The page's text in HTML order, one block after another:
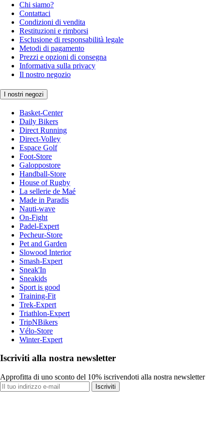
Chi siamo?
Contattaci
Condizioni di vendita
Restituzioni e rimborsi
Esclusione di responsabilità legale
Metodi di pagamento
Prezzi e opzioni di consegna
Informativa sulla privacy
Il nostro negozio
I nostri negozi
Basket-Center
Daily Bikers
Direct Running
Direct-Volley
Espace Golf
Foot-Store
Galoppostore
Handball-Store
House of Rugby
La sellerie de Maé
Made in Paradis
Nauti-wave
On-Fight
Padel-Expert
Pecheur-Store
Pet and Garden
Slowood Interior
Smash-Expert
Sneak'In
Sneakids
Sport is good
Training-Fit
Trek-Expert
Triathlon-Expert
TripNBikers
Vélo-Store
Winter-Expert
Iscriviti alla nostra newsletter
Approfitta di uno sconto del 10% iscrivendoti alla nostra newsletter
Iscriviti